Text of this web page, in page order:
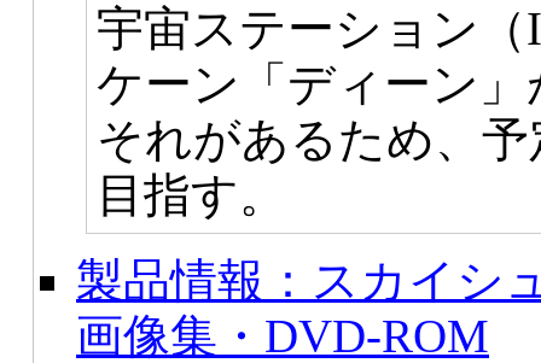
宇宙ステーション
ケーン「ディーン
それがあるため、
目指す。
製品情報：スカイシ
画像集・DVD-ROM